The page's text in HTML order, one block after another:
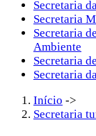
Secretaria
Secretaria
Secretaria
Ambiente
Secretaria
Secretaria
Início ->
Secretaria